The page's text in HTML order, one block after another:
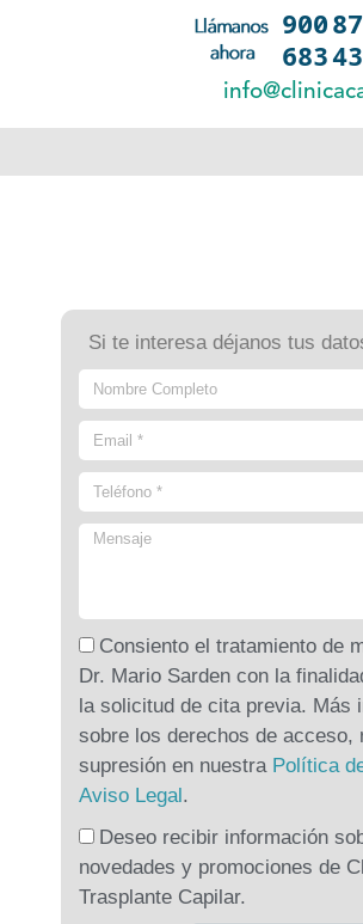
Si te interesa déjanos tus
Consiento el tratamiento de
Dr. Mario Sarden con la
la solicitud de cita previa. Más
sobre los derechos de acceso,
supresión en nuestra Política
Aviso Legal.
Deseo recibir información
novedades y promociones de
Trasplante Capilar.